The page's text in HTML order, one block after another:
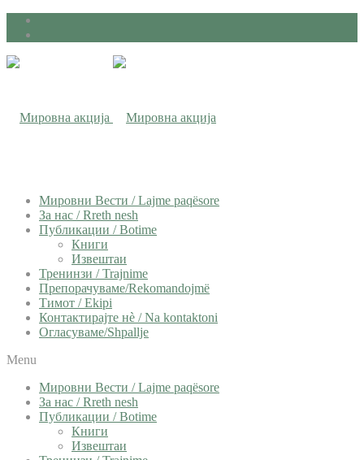
Мировни Вести / Lajme paqësore
За нас / Rreth nesh
Публикации / Botime
Книги
Извештаи
Тренинзи / Trajnime
Препорачуваме/Rekomandojmë
Тимот / Ekipi
Контактирајте нѐ / Na kontaktoni
Огласуваме/Shpallje
Menu
Мировни Вести / Lajme paqësore
За нас / Rreth nesh
Публикации / Botime
Книги
Извештаи